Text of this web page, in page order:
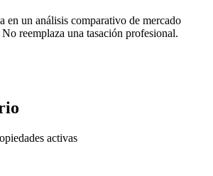
en un análisis comparativo de mercado
reemplaza una tasación profesional.
activas